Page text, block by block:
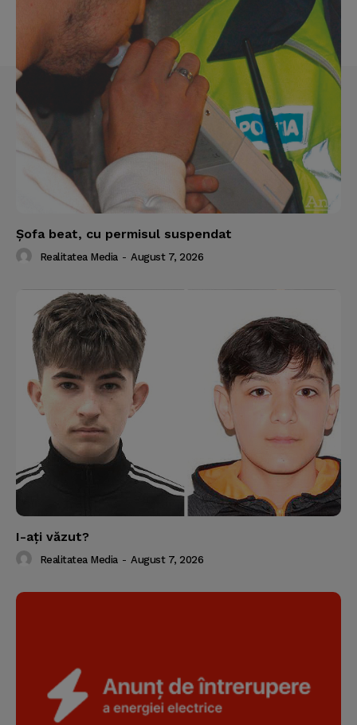
Şofa beat, cu permisul suspendat
Realitatea Media - August 7, 2026
I-aţi văzut?
Realitatea Media - August 7, 2026